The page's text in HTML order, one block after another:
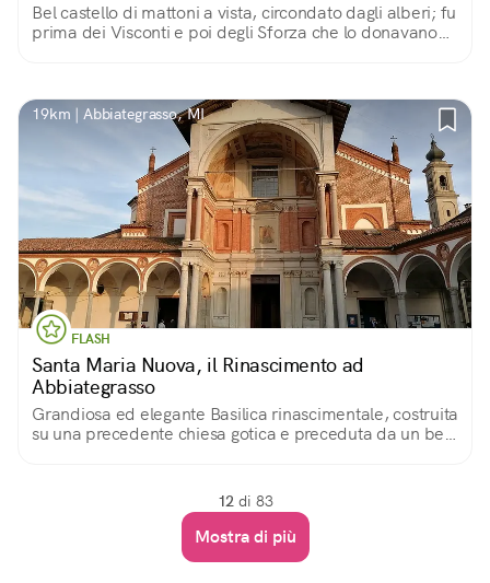
Bel castello di mattoni a vista, circondato dagli alberi; fu
prima dei Visconti e poi degli Sforza che lo donavano
19km | Abbiategrasso, MI
FLASH
Santa Maria Nuova, il Rinascimento ad
Abbiategrasso
Grandiosa ed elegante Basilica rinascimentale, costruita
su una precedente chiesa gotica e preceduta da un bel
12 di 83
Mostra di più